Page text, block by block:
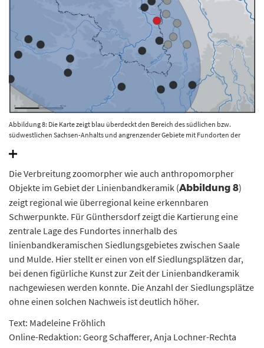
Abbildung 8: Die Karte zeigt blau überdeckt den Bereich des südlichen bzw.
südwestlichen Sachsen-Anhalts und angrenzender Gebiete mit Fundorten der
zoomorphe Figurinen aufweisen. Die rote Markierung zeigt den Fundort
Anhalt darstellt. Ergänzt man die Kartierung von Becker 2007 (schwarze Punkte)
um die entsprechenden Fundstellen in Sachsen (graue Punkte), so ergibt sich eine
relativ zentrale Lage des Fundortes Günthersdorf in einem Gebiet hoher
Funddichte besagter Objekte. Kartengrundlage © Landesamt für Denkmalpflege
und Archäologie Sachsen-Anhalt; Kartierungsgrundlage Becker 2007, Tafel 30;
Nebelsick u.a. 2004, Fundkarte © Landesamt für Denkmalpflege und Archäologie
Sachsen-Anhalt, Madeline Fröhlich.
Die Verbreitung zoomorpher wie auch anthropomorpher
Objekte im Gebiet der Linienbandkeramik (Abbildung 8)
zeigt regional wie überregional keine erkennbaren
Schwerpunkte. Für Günthersdorf zeigt die Kartierung eine
zentrale Lage des Fundortes innerhalb des
linienbandkeramischen Siedlungsgebietes zwischen Saale
und Mulde. Hier stellt er einen von elf Siedlungsplätzen dar,
bei denen figürliche Kunst zur Zeit der Linienbandkeramik
nachgewiesen werden konnte. Die Anzahl der Siedlungsplätze
ohne einen solchen Nachweis ist deutlich höher.
Text: Madeleine Fröhlich
Online-Redaktion: Georg Schafferer, Anja Lochner-Rechta